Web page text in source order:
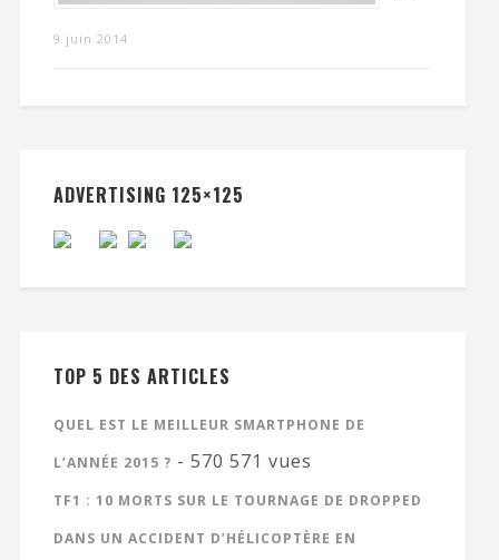
9 juin 2014
ADVERTISING 125×125
TOP 5 DES ARTICLES
QUEL EST LE MEILLEUR SMARTPHONE DE
L’ANNÉE 2015 ? - 570 571 vues
TF1 : 10 MORTS SUR LE TOURNAGE DE DROPPED
DANS UN ACCIDENT D’HÉLICOPTÈRE EN